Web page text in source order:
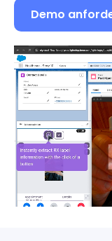
Demo